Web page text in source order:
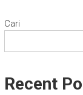
Cari
Recent